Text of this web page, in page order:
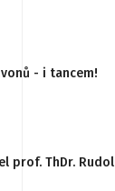
- i tancem!
prof. ThDr.